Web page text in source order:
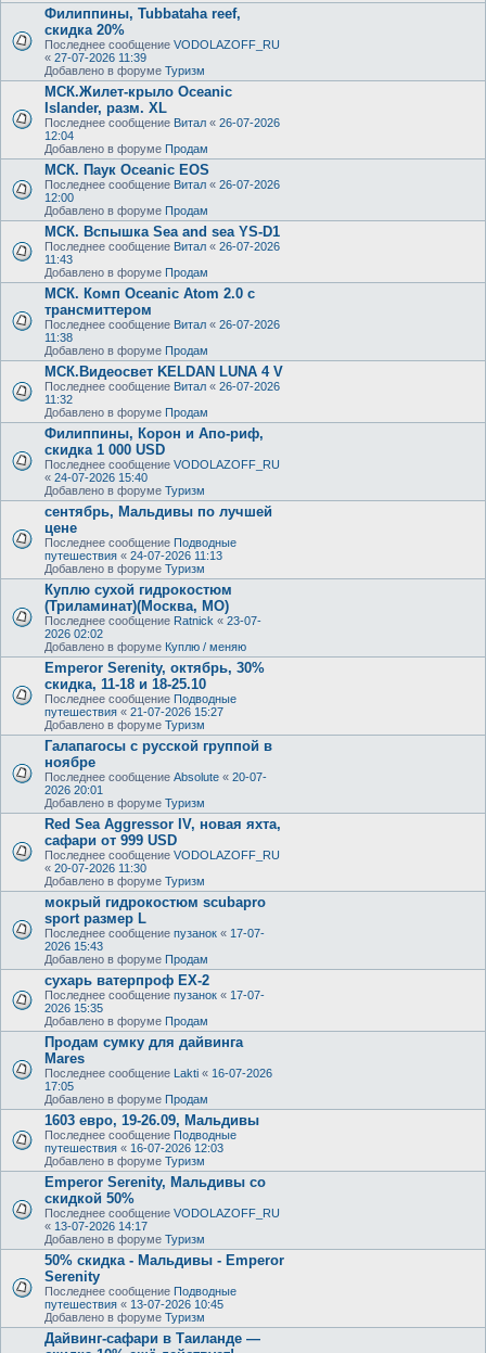
Филиппины, Tubbataha reef,
скидка 20%
Последнее сообщение VODOLAZOFF_RU
« 27-07-2026 11:39
Добавлено в форуме Туризм
МСК.Жилет-крыло Oceanic
Islander, разм. XL
Последнее сообщение Витал « 26-07-2026
12:04
Добавлено в форуме Продам
МСК. Паук Oceanic EOS
Последнее сообщение Витал « 26-07-2026
12:00
Добавлено в форуме Продам
МСК. Вспышка Sea and sea YS-D1
Последнее сообщение Витал « 26-07-2026
11:43
Добавлено в форуме Продам
МСК. Комп Oceanic Atom 2.0 с
трансмиттером
Последнее сообщение Витал « 26-07-2026
11:38
Добавлено в форуме Продам
МСК.Видеосвет KELDAN LUNA 4 V
Последнее сообщение Витал « 26-07-2026
11:32
Добавлено в форуме Продам
Филиппины, Корон и Апо-риф,
скидка 1 000 USD
Последнее сообщение VODOLAZOFF_RU
« 24-07-2026 15:40
Добавлено в форуме Туризм
сентябрь, Мальдивы по лучшей
цене
Последнее сообщение Подводные
путешествия « 24-07-2026 11:13
Добавлено в форуме Туризм
Куплю сухой гидрокостюм
(Триламинат)(Москва, МО)
Последнее сообщение Ratnick « 23-07-
2026 02:02
Добавлено в форуме Куплю / меняю
Emperor Serenity, октябрь, 30%
скидка, 11-18 и 18-25.10
Последнее сообщение Подводные
путешествия « 21-07-2026 15:27
Добавлено в форуме Туризм
Галапагосы с русской группой в
ноябре
Последнее сообщение Absolute « 20-07-
2026 20:01
Добавлено в форуме Туризм
Red Sea Aggressor IV, новая яхта,
сафари от 999 USD
Последнее сообщение VODOLAZOFF_RU
« 20-07-2026 11:30
Добавлено в форуме Туризм
мокрый гидрокостюм scubapro
sport размер L
Последнее сообщение пузанок « 17-07-
2026 15:43
Добавлено в форуме Продам
сухарь ватерпроф ЕХ-2
Последнее сообщение пузанок « 17-07-
2026 15:35
Добавлено в форуме Продам
Продам сумку для дайвинга
Mares
Последнее сообщение Lakti « 16-07-2026
17:05
Добавлено в форуме Продам
1603 евро, 19-26.09, Мальдивы
Последнее сообщение Подводные
путешествия « 16-07-2026 12:03
Добавлено в форуме Туризм
Emperor Serenity, Мальдивы со
скидкой 50%
Последнее сообщение VODOLAZOFF_RU
« 13-07-2026 14:17
Добавлено в форуме Туризм
50% скидка - Мальдивы - Emperor
Serenity
Последнее сообщение Подводные
путешествия « 13-07-2026 10:45
Добавлено в форуме Туризм
Дайвинг-сафари в Таиланде —